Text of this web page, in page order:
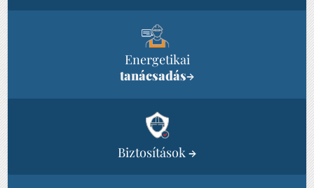
Energetikai
tanácsadás→
Biztosítások →